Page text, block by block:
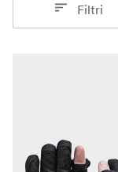
Filtri